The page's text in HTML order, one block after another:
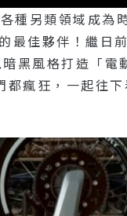
種另類領域成為
最佳夥伴！繼日
風格打造「電
瘋狂，一起往下